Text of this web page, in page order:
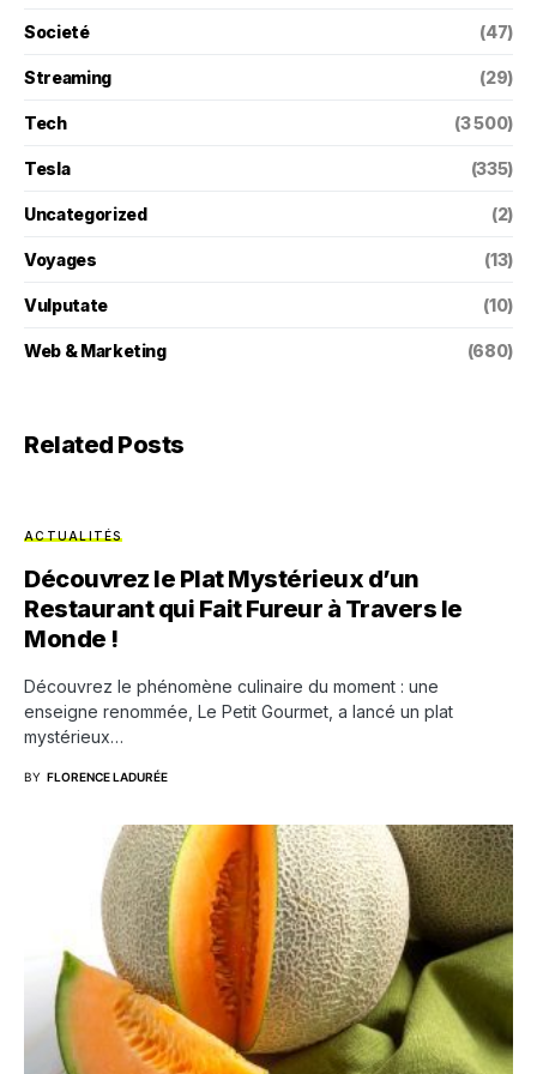
Societé (47)
Streaming (29)
Tech (3 500)
Tesla (335)
Uncategorized (2)
Voyages (13)
Vulputate (10)
Web & Marketing (680)
Related Posts
ACTUALITÉS
Découvrez le Plat Mystérieux d’un
Restaurant qui Fait Fureur à Travers le
Monde !
Découvrez le phénomène culinaire du moment : une
enseigne renommée, Le Petit Gourmet, a lancé un plat
mystérieux…
BY FLORENCE LADURÉE